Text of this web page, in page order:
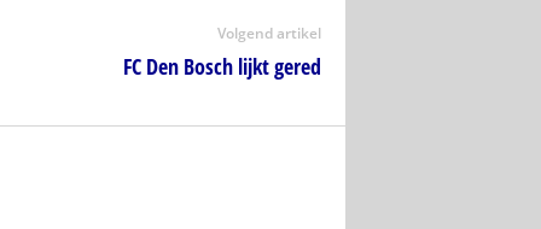
Volgend artikel
FC Den Bosch lijkt gered